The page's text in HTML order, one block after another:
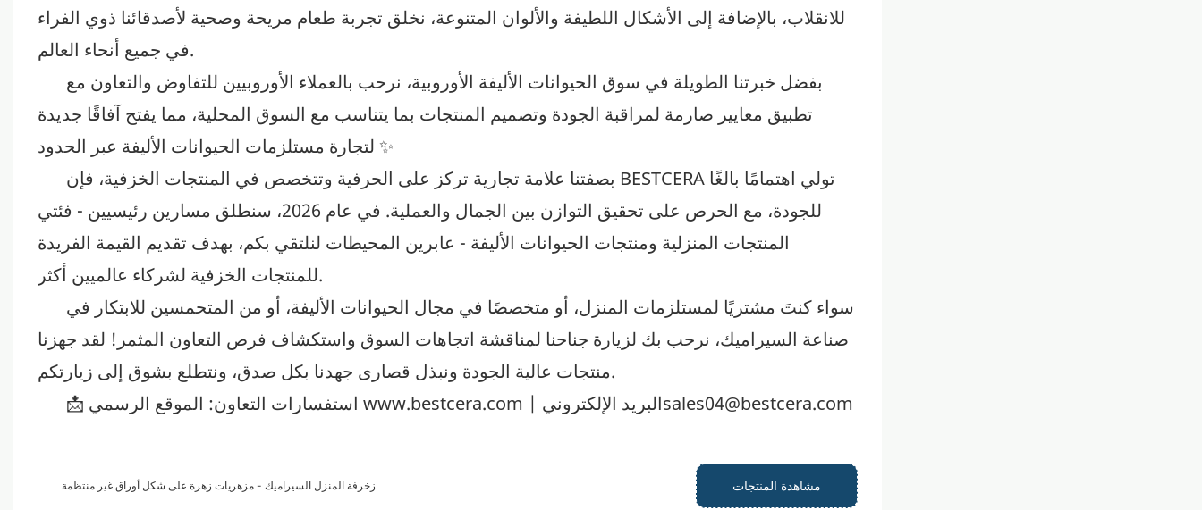
للانقلاب، بالإضافة إلى الأشكال اللطيفة والألوان المتنوعة، نخلق تجربة طعام مريحة وصحية لأصدقائنا ذوي الفراء
في جميع أنحاء العالم.
بفضل خبرتنا الطويلة في سوق الحيوانات الأليفة الأوروبية، نرحب بالعملاء الأوروبيين للتفاوض والتعاون مع
تطبيق معايير صارمة لمراقبة الجودة وتصميم المنتجات بما يتناسب مع السوق المحلية، مما يفتح آفاقًا جديدة
لتجارة مستلزمات الحيوانات الأليفة عبر الحدود ✨
بصفتنا علامة تجارية تركز على الحرفية وتتخصص في المنتجات الخزفية، فإن BESTCERA تولي اهتمامًا بالغًا
للجودة، مع الحرص على تحقيق التوازن بين الجمال والعملية. في عام 2026، سنطلق مسارين رئيسيين - فئتي
المنتجات المنزلية ومنتجات الحيوانات الأليفة - عابرين المحيطات لنلتقي بكم، بهدف تقديم القيمة الفريدة
للمنتجات الخزفية لشركاء عالميين أكثر.
سواء كنتَ مشتريًا لمستلزمات المنزل، أو متخصصًا في مجال الحيوانات الأليفة، أو من المتحمسين للابتكار في
صناعة السيراميك، نرحب بك لزيارة جناحنا لمناقشة اتجاهات السوق واستكشاف فرص التعاون المثمر! لقد جهزنا
منتجات عالية الجودة ونبذل قصارى جهدنا بكل صدق، ونتطلع بشوق إلى زيارتكم.
www.bestcera.com | البريد الإلكترونيsales04@bestcera.com
زخرفة المنزل السيراميك - مزهريات زهرة على شكل أوراق غير منتظمة مشاهدة المنتجات